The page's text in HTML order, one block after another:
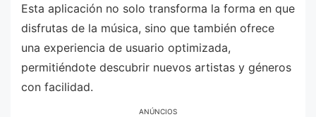
Esta aplicación no solo transforma la forma en que
disfrutas de la música, sino que también ofrece
una experiencia de usuario optimizada,
permitiéndote descubrir nuevos artistas y géneros
con facilidad.
ANÚNCIOS